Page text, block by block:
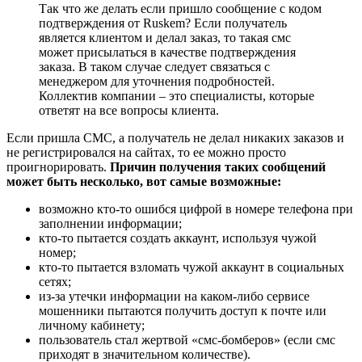
Так что же делать если пришло сообщение с кодом
подтверждения от Ruskem? Если получатель
является клиентом и делал заказ, то такая смс
может присылаться в качестве подтверждения
заказа. В таком случае следует связаться с
менеджером для уточнения подробностей.
Коллектив компании – это специалисты, которые
ответят на все вопросы клиента.
Если пришла СМС, а получатель не делал никаких заказов и
не регистрировался на сайтах, то ее можно просто
проигнорировать. Причин получения таких сообщений
может быть несколько, вот самые возможные:
возможно кто-то ошибся цифрой в номере телефона при
заполнении информации;
кто-то пытается создать аккаунт, используя чужой
номер;
кто-то пытается взломать чужой аккаунт в социальных
сетях;
из-за утечки информации на каком-либо сервисе
мошенники пытаются получить доступ к почте или
личному кабинету;
пользователь стал жертвой «смс-бомберов» (если смс
приходят в значительном количестве).